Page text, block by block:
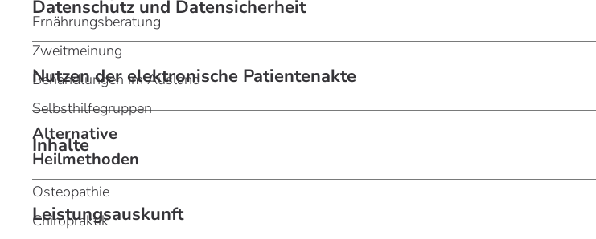
Ernährungsberatung
Zweitmeinung
Behandlungen im Ausland
Selbsthilfegruppen
Alternative
Heilmethoden
Osteopathie
Chiropraktik
Datenschutz und Datensicherheit
Nutzen der elektronische Patientenakte
Inhalte
Leistungsauskunft